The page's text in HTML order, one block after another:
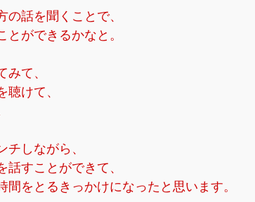
の話を聞くことで、
ができるかなと。
みて、
聴けて、
チしながら、
話すことができて、
間をとるきっかけになったと思います。